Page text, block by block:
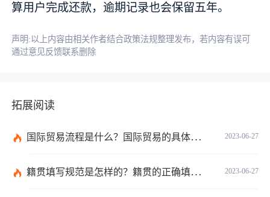
算用户完成还款，逾期记录也会保留五年。
声明:以上内容由相关作者结合政策法规整理发布，若内容有误可
通过意见反馈联系删除
拓展阅读
2023-06-27
国际贸易流程是什么？国际贸易的具体流程的内容都有哪些？
2023-06-27
籍贯填写规范是怎样的？籍贯的正确填写规范是什么？-天天微动态